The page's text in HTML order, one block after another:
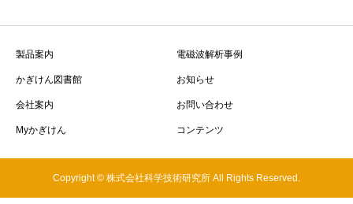
製品案内 電磁波解析事例
かぎけん図書館 お知らせ
会社案内 お問い合わせ
Myかぎけん コンテンツ
Copyright © 株式会社科学技術研究所 All Rights Reserved.